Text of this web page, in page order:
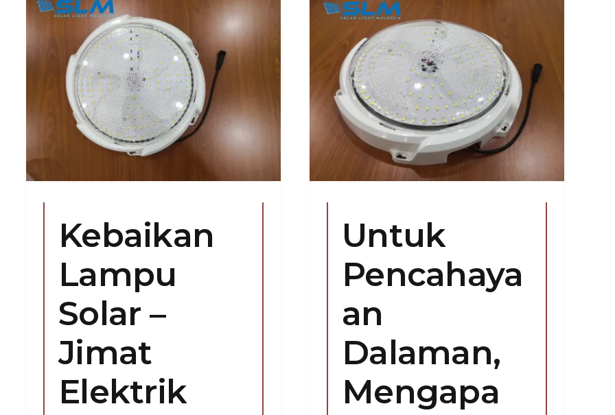
Kebaikan
Lampu
Solar –
Jimat
Elektrik
Untuk Pencahayaan
Dalaman, Mengapa Tidak
Lampu Solar Dalam
Rumah?
Solar Ceiling Light
Untuk
Pencahaya
an
Dalaman,
Mengapa